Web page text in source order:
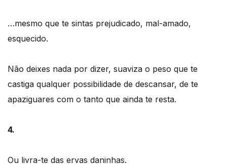
…mesmo que te sintas prejudicado, mal-amado,
esquecido.
Não deixes nada por dizer, suaviza o peso que te
castiga qualquer possibilidade de descansar, de te
apaziguares com o tanto que ainda te resta.
4.
Ou livra-te das ervas daninhas.